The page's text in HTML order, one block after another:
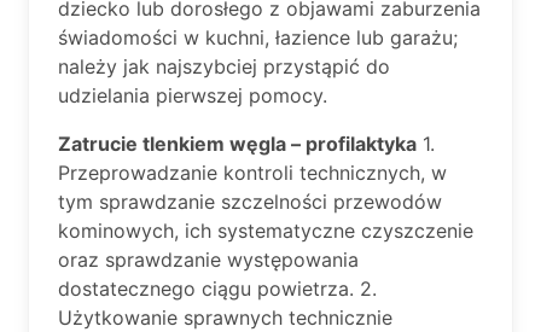
dziecko lub dorosłego z objawami zaburzenia
świadomości w kuchni, łazience lub garażu;
należy jak najszybciej przystąpić do
udzielania pierwszej pomocy.
Zatrucie tlenkiem węgla – profilaktyka 1.
Przeprowadzanie kontroli technicznych, w
tym sprawdzanie szczelności przewodów
kominowych, ich systematyczne czyszczenie
oraz sprawdzanie występowania
dostatecznego ciągu powietrza. 2.
Użytkowanie sprawnych technicznie